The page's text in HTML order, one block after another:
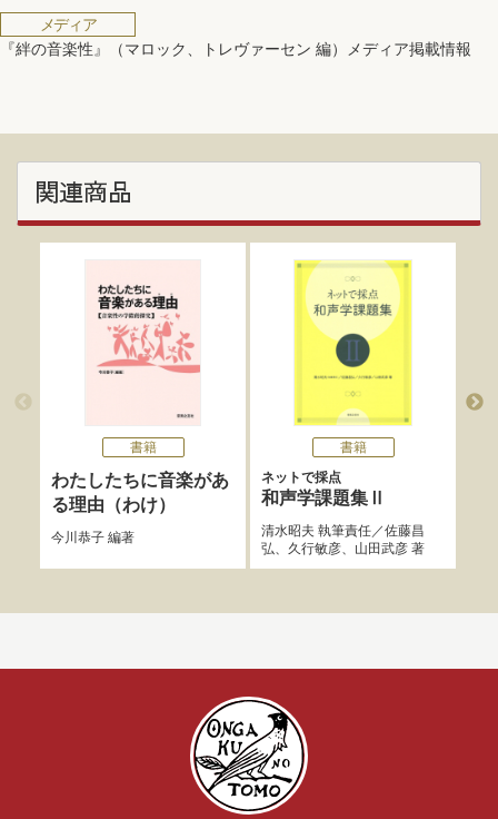
メディア
『絆の音楽性』（マロック、トレヴァーセン 編）メディア掲載情報
関連商品
書籍
わたしたちに音楽があ
る理由（わけ）
今川恭子編著
書籍
ネットで採点
和声学課題集Ⅱ
清水昭夫 執筆責任／佐藤昌
弘、 久行敏彦、 山田武彦著